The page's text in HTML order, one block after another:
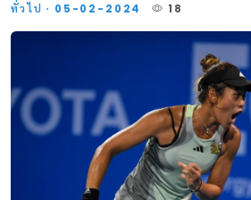
ทั่วไป · 05-02-2024 18